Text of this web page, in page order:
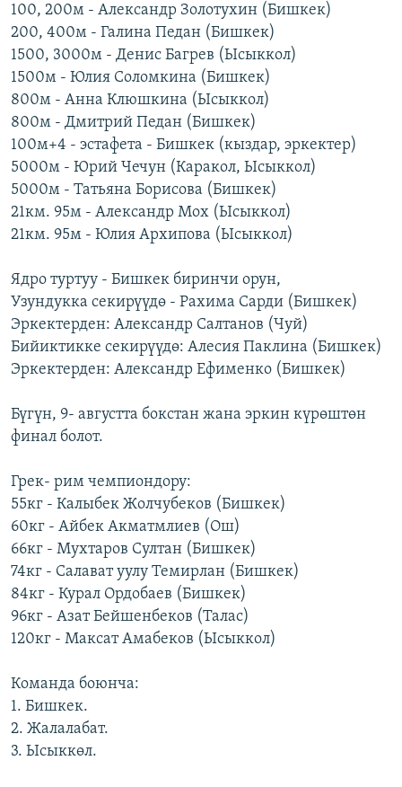
100, 200м - Александр Золотухин (Бишкек)
200, 400м - Галина Педан (Бишкек)
1500, 3000м - Денис Багрев (Ысыккол)
1500м - Юлия Соломкина (Бишкек)
800м - Анна Клюшкина (Ысыккол)
800м - Дмитрий Педан (Бишкек)
100м+4 - эстафета - Бишкек (кыздар, эркектер)
5000м - Юрий Чечун (Каракол, Ысыккол)
5000м - Татьяна Борисова (Бишкек)
21км. 95м - Александр Мох (Ысыккол)
21км. 95м - Юлия Архипова (Ысыккол)
Ядро туртуу - Бишкек биринчи орун,
Узундукка секирүүдө - Рахима Сарди (Бишкек)
Эркектерден: Александр Салтанов (Чуй)
Бийиктикке секирүүдө: Алесия Паклина (Бишкек)
Эркектерден: Александр Ефименко (Бишкек)
Бүгүн, 9- августта бокстан жана эркин күрөштөн
финал болот.
Грек- рим чемпиондору:
55кг - Калыбек Жолчубеков (Бишкек)
60кг - Айбек Акматмлиев (Ош)
66кг - Мухтаров Султан (Бишкек)
74кг - Салават уулу Темирлан (Бишкек)
84кг - Курал Ордобаев (Бишкек)
96кг - Азат Бейшенбеков (Талас)
120кг - Максат Амабеков (Ысыккол)
Команда боюнча:
1. Бишкек.
2. Жалалабат.
3. Ысыккөл.